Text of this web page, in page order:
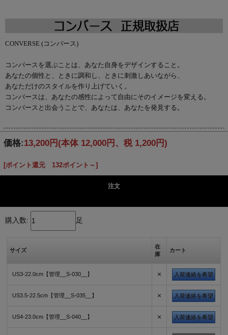
CONVERSE (コンバース)
コンバースを選ぶことは、あなた自身をデザインすること。
あなたの個性と、ときに調和し、ときに刺激しあいながら、
あなただけのスタイルを作り上げていく。
コンバースは、あなたの感性によって自由にそのイメージを変える。
コンバースと出会うことで、あなたは、あなたを発見する。
価格:13,200円 (本体 12,000円、税 1,200円)
[ポイント還元 132ポイント～]
注文
購入数: 足
サイズ
在
庫
カート
US3-22.0cm【管理__S-030__】 × 入荷連絡を希望
US3.5-22.5cm【管理__S-035__】 × 入荷連絡を希望
US4-23.0cm【管理__S-040__】 × 入荷連絡を希望